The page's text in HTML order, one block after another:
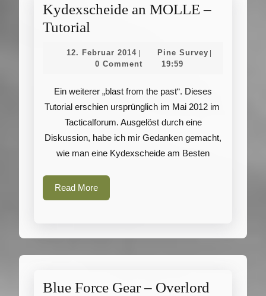
Kydexscheide an MOLLE –
Tutorial
MOLLE
Tutorial
12. Februar 201412.
Februar
Pine SurveyPine
0 Comment 19:59
Ein weiterer „blast from the past“. Dieses
Tutorial erschien ursprünglich im Mai 2012 im
Tacticalforum. Ausgelöst durch eine
Diskussion, habe ich mir Gedanken gemacht,
wie man eine Kydexscheide am Besten
Read MoreRead
More
Blue Force Gear – Overlord